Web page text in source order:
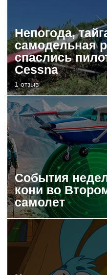
Непогода,
самодельная
спаслись
Cessna
1 отзыв
События
кони во
самолет